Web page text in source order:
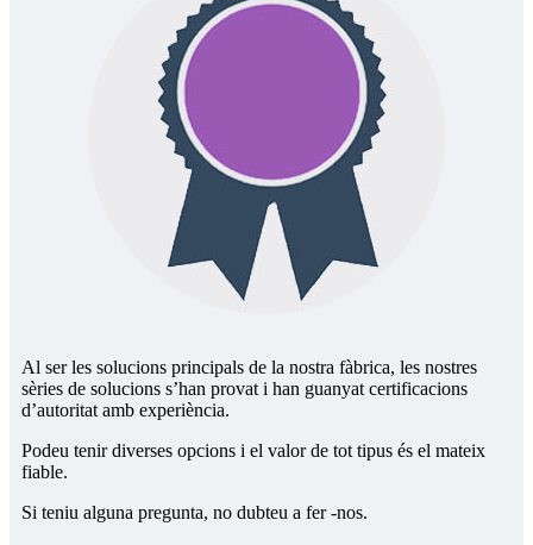
Al ser les solucions principals de la nostra fàbrica, les nostres
sèries de solucions s’han provat i han guanyat certificacions
d’autoritat amb experiència.
Podeu tenir diverses opcions i el valor de tot tipus és el mateix
fiable.
Si teniu alguna pregunta, no dubteu a fer -nos.